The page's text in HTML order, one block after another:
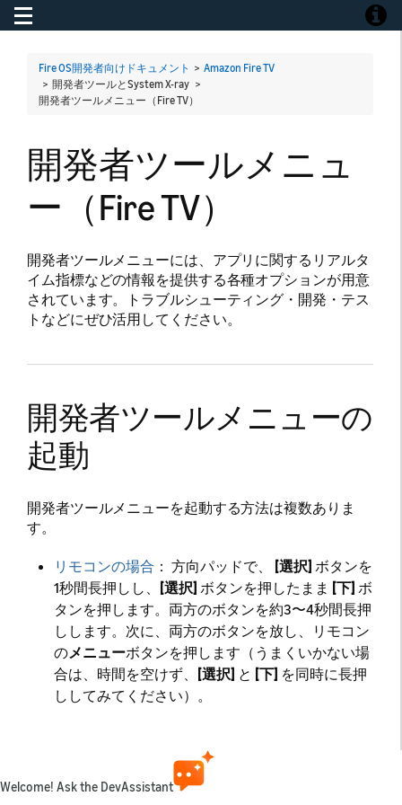
Toggle navigation
Fire OS開発者向けドキュメント > Amazon Fire TV
> 開発者ツールとSystem X-ray >
開発者ツールメニュー（Fire TV）
開発者ツールメニュ
ー（Fire TV）
開発者ツールメニューには、アプリに関するリアルタ
イム指標などの情報を提供する各種オプションが用意
されています。トラブルシューティング・開発・テス
トなどにぜひ活用してください。
開発者ツールメニューの
起動
開発者ツールメニューを起動する方法は複数ありま
す。
リモコンの場合 ： 方向パッドで、 [選択] ボタンを
1秒間長押しし、
[選択] ボタンを押したまま [下] ボ
タンを押します。両方のボタンを約3〜4秒間長押
しします。次に、両方のボタンを放し、リモコン
のメニューボタンを押します（うまくいかない場
合は、時間を空けず、
[選択] と [下] を同時に長押
ししてみてください）。
時に5秒間長押しします。次に、コントローラー
のメニューボタンを押してください。
Welcome! Ask the DevAssistant